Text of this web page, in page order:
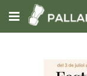
Subscriu-t'hi